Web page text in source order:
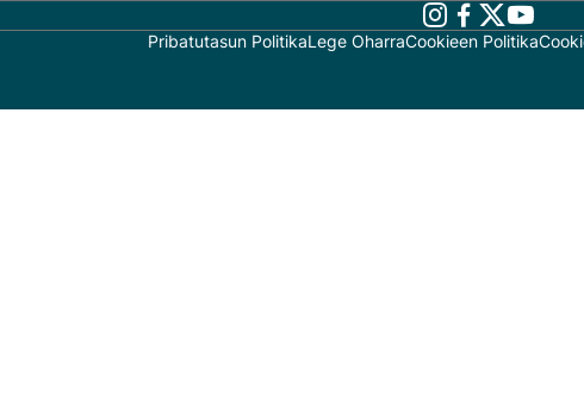
Pribatutasun PolitikaLege OharraCookieen Politika